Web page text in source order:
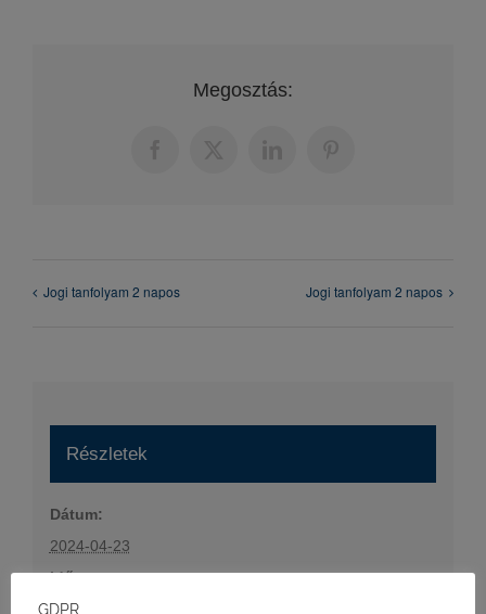
Megosztás:
Jogi tanfolyam 2 napos Jogi tanfolyam 2 napos
Részletek
Dátum:
2024-04-23
Időpont:
16:30 - 19:00
GDPR